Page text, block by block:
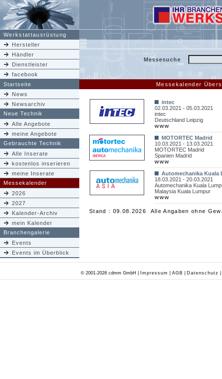
Werkstattausrüstung
Hersteller
Händler
Dienstleister
facebook
Messesuche
Startseite
Messekalender
News
Newsarchiv
Neue Technik
Alle Angebote
meine Angebote
Gebrauchte Technik
Alle Inserate
kostenlos inserieren
meine Inserate
Messekalender
2026
2027
Kalender-Archiv
mein Kalender
Branchengalerie
Events
Events im Überblick
intec
02.03.2021 - 05.03.2021
intec
Deutschland Leipzig
www
MOTORTEC Madrid
10.03.2021 - 13.03.2021
MOTORTEC Madrid
Spanien Madrid
www
Automechanika Kuala
18.03.2021 - 20.03.2021
Automechanika Kuala
Malaysia Kuala Lumpur
www
Stand : 09.08.2026 Alle Angaben ohne
© 2001-2026 cdmm GmbH | Impressum AGB Datenschutz